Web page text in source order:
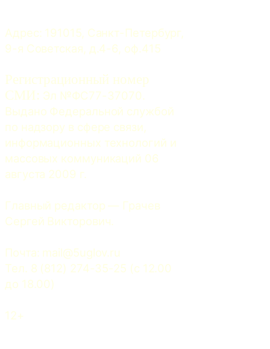
Адрес: 191015, Санкт-Петербург,
9-я Советская, д.4-6, оф.415
Регистрационный номер
СМИ: Эл №ФС77-37070.
Выдано Федеральной службой
по надзору в сфере связи,
информационных технологий и
массовых коммуникаций 06
августа 2009 г.
Главный редактор — Грачев
Сергей Викторович.
Почта: mail@5uglov.ru
Тел. 8 (812) 274-35-25 (c 12.00
до 18.00)
12+